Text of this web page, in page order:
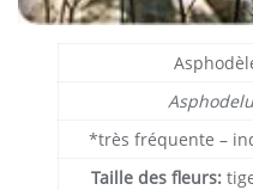
*très fréquente –
Taille des fleurs: